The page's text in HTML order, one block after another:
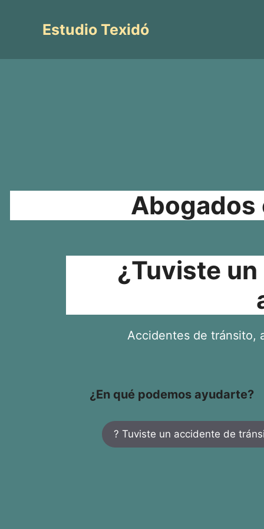
contenidoEstudio Texidó
Abogados
¿Tuviste
Accidentes de tránsito,
¿En qué podemos ayudarte?
? Tuviste un accidente de